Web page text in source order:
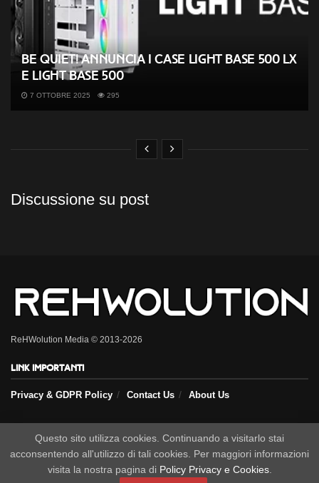
be quiet! annuncia i case Light Base 500 LX
e Light Base 500
7 OTTOBRE 2025 295
Discussione su post
ReHWolution Media © 2013-2026
Link importanti
Privacy & GDPR Policy Contact Us About Us
Seguici sui nostri social
Questo sito utilizza cookies. Continuando a visitarlo stai
acconsentendo all'utilizzo di tali cookies. Per maggiori informazioni
visita la nostra pagina di Policy Privacy e Cookies.